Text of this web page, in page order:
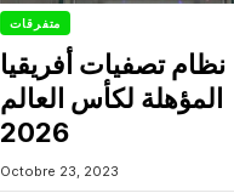
متفرقات
نظام تصفيات أفريقيا
المؤهلة لكأس العالم
2026
Octobre 23, 2023